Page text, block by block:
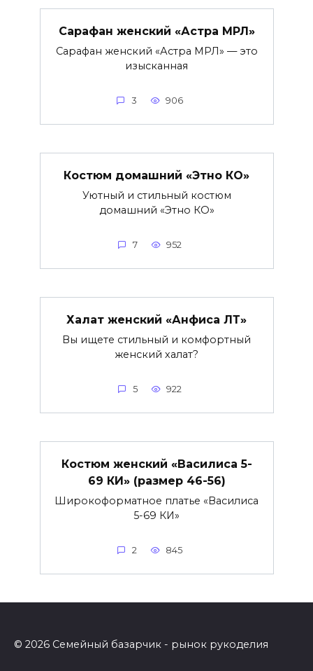
Сарафан женский «Астра МРЛ»
Сарафан женский «Астра МРЛ» — это
изысканная
3 906
Костюм домашний «Этно КО»
Уютный и стильный костюм
домашний «Этно КО»
7 952
Халат женский «Анфиса ЛТ»
Вы ищете стильный и комфортный
женский халат?
5 922
Костюм женский «Василиса 5-
69 КИ» (размер 46-56)
Широкоформатное платье «Василиса
5-69 КИ»
2 845
© 2026 Семейный базарчик - рынок рукоделия